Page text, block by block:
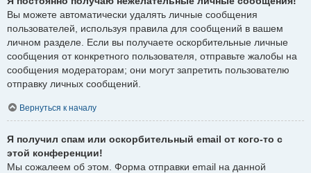
Вы можете автоматически удалять личные сообщения
пользователей, используя правила для сообщений в вашем
личном разделе. Если вы получаете оскорбительные личные
сообщения от конкретного пользователя, отправьте жалобы на
сообщения модераторам; они могут запретить пользователю
отправку личных сообщений.
Вернуться к началу
Я получил спам или оскорбительный email от кого-то с
этой конференции!
Мы сожалеем об этом. Форма отправки email на данной